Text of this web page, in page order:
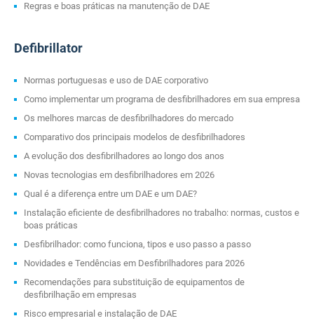
Regras e boas práticas na manutenção de DAE
Defibrillator
Normas portuguesas e uso de DAE corporativo
Como implementar um programa de desfibrilhadores em sua empresa
Os melhores marcas de desfibrilhadores do mercado
Comparativo dos principais modelos de desfibrilhadores
A evolução dos desfibrilhadores ao longo dos anos
Novas tecnologias em desfibrilhadores em 2026
Qual é a diferença entre um DAE e um DAE?
Instalação eficiente de desfibrilhadores no trabalho: normas, custos e
boas práticas
Desfibrilhador: como funciona, tipos e uso passo a passo
Novidades e Tendências em Desfibrilhadores para 2026
Recomendações para substituição de equipamentos de
desfibrilhação em empresas
Risco empresarial e instalação de DAE